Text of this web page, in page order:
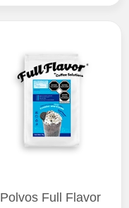
Polvos Full Flavor